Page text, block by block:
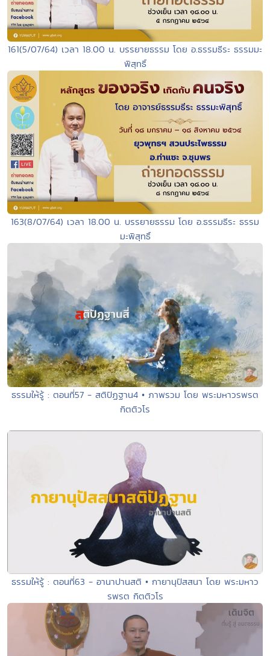
161(5/07/64) เวลา 18.00 น. บรรยายธรรม โดย อ.ธรรมธีระ ธรรมมะ
พิสุทธิ์
163(8/07/64) เวลา 18.00 น. บรรยายธรรม โดย อ.ธรรมธีระ ธรรม
มะพิสุทธิ์
ธรรมให้รู้ : ตอนที่57 - สติปัฏฐาน4 • ภาพรวม โดย พระมหาวรพรต
กิตติวโร
ธรรมให้รู้ : ตอนที่63 - อานาปานสติ • กายานุปัสสนา โดย พระมหาว
รพรต กิตติวโร